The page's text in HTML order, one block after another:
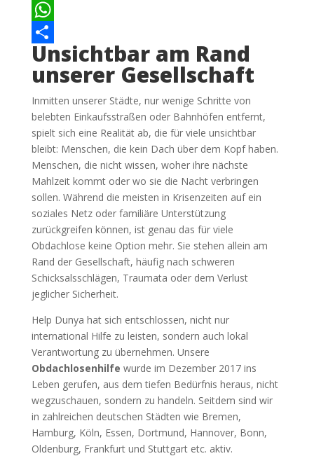
Email
WhatsApp
Teilen
Unsichtbar am Rand
unserer Gesellschaft
Inmitten unserer Städte, nur wenige Schritte von
belebten Einkaufsstraßen oder Bahnhöfen entfernt,
spielt sich eine Realität ab, die für viele unsichtbar
bleibt: Menschen, die kein Dach über dem Kopf haben.
Menschen, die nicht wissen, woher ihre nächste
Mahlzeit kommt oder wo sie die Nacht verbringen
sollen. Während die meisten in Krisenzeiten auf ein
soziales Netz oder familiäre Unterstützung
zurückgreifen können, ist genau das für viele
Obdachlose keine Option mehr. Sie stehen allein am
Rand der Gesellschaft, häufig nach schweren
Schicksalsschlägen, Traumata oder dem Verlust
jeglicher Sicherheit.
Help Dunya hat sich entschlossen, nicht nur
international Hilfe zu leisten, sondern auch lokal
Verantwortung zu übernehmen. Unsere
Obdachlosenhilfe wurde im Dezember 2017 ins
Leben gerufen, aus dem tiefen Bedürfnis heraus, nicht
wegzuschauen, sondern zu handeln. Seitdem sind wir
in zahlreichen deutschen Städten wie Bremen,
Hamburg, Köln, Essen, Dortmund, Hannover, Bonn,
Oldenburg, Frankfurt und Stuttgart etc. aktiv.